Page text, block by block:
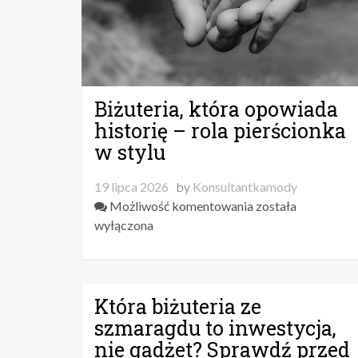
Biżuteria, która opowiada
historię – rola pierścionka
w stylu
19 lipca 2026 by Konsultantkamody
Możliwość komentowania Biżuteria,
rola
pierścionka
w
została
wyłączona
Która biżuteria ze
szmaragdu to inwestycja,
nie gadżet? Sprawdź przed